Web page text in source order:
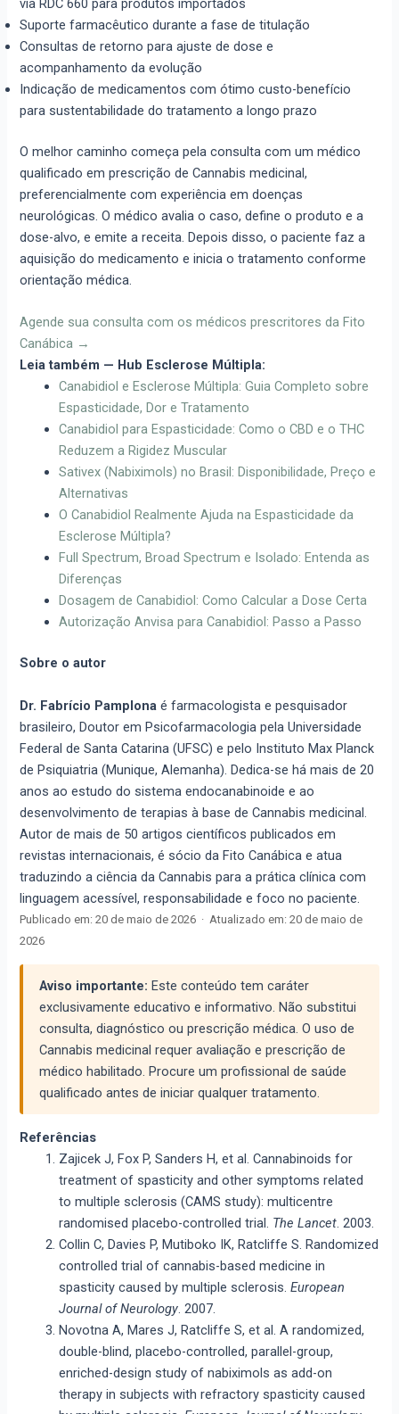
via RDC 660 para produtos importados
Suporte farmacêutico durante a fase de titulação
Consultas de retorno para ajuste de dose e
acompanhamento da evolução
Indicação de medicamentos com ótimo custo-benefício
para sustentabilidade do tratamento a longo prazo
O melhor caminho começa pela consulta com um médico
qualificado em prescrição de Cannabis medicinal,
preferencialmente com experiência em doenças
neurológicas. O médico avalia o caso, define o produto e a
dose-alvo, e emite a receita. Depois disso, o paciente faz a
aquisição do medicamento e inicia o tratamento conforme
orientação médica.
Agende sua consulta com os médicos prescritores da Fito
Canábica →
Leia também — Hub Esclerose Múltipla:
Canabidiol e Esclerose Múltipla: Guia Completo sobre
Espasticidade, Dor e Tratamento
Canabidiol para Espasticidade: Como o CBD e o THC
Reduzem a Rigidez Muscular
Sativex (Nabiximols) no Brasil: Disponibilidade, Preço e
Alternativas
O Canabidiol Realmente Ajuda na Espasticidade da
Esclerose Múltipla?
Full Spectrum, Broad Spectrum e Isolado: Entenda as
Diferenças
Dosagem de Canabidiol: Como Calcular a Dose Certa
Autorização Anvisa para Canabidiol: Passo a Passo
Sobre o autor
Dr. Fabrício Pamplona é farmacologista e pesquisador
brasileiro, Doutor em Psicofarmacologia pela Universidade
Federal de Santa Catarina (UFSC) e pelo Instituto Max Planck
de Psiquiatria (Munique, Alemanha). Dedica-se há mais de 20
anos ao estudo do sistema endocanabinoide e ao
desenvolvimento de terapias à base de Cannabis medicinal.
Autor de mais de 50 artigos científicos publicados em
revistas internacionais, é sócio da Fito Canábica e atua
traduzindo a ciência da Cannabis para a prática clínica com
linguagem acessível, responsabilidade e foco no paciente.
Publicado em:20 de maio de 2026 · Atualizado em:20 de maio de
2026
Aviso importante: Este conteúdo tem caráter
exclusivamente educativo e informativo. Não substitui
consulta, diagnóstico ou prescrição médica. O uso de
Cannabis medicinal requer avaliação e prescrição de
médico habilitado. Procure um profissional de saúde
qualificado antes de iniciar qualquer tratamento.
Referências
Zajicek J, Fox P, Sanders H, et al. Cannabinoids for
treatment of spasticity and other symptoms related
to multiple sclerosis (CAMS study): multicentre
randomised placebo-controlled trial. The Lancet. 2003.
Collin C, Davies P, Mutiboko IK, Ratcliffe S. Randomized
controlled trial of cannabis-based medicine in
spasticity caused by multiple sclerosis.European
Journal of Neurology. 2007.
Novotna A, Mares J, Ratcliffe S, et al. A randomized,
double-blind, placebo-controlled, parallel-group,
enriched-design study of nabiximols as add-on
therapy in subjects with refractory spasticity caused